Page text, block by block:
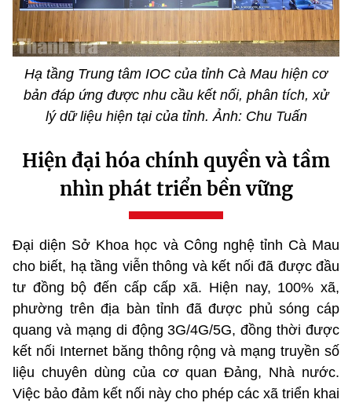
Hạ tầng Trung tâm IOC của tỉnh Cà Mau hiện cơ
bản đáp ứng được nhu cầu kết nối, phân tích, xử
lý dữ liệu hiện tại của tỉnh. Ảnh: Chu Tuấn
Hiện đại hóa chính quyền và tầm
nhìn phát triển bền vững
Đại diện Sở Khoa học và Công nghệ tỉnh Cà Mau
cho biết, hạ tầng viễn thông và kết nối đã được đầu
tư đồng bộ đến cấp cấp xã. Hiện nay, 100% xã,
phường trên địa bàn tỉnh đã được phủ sóng cáp
quang và mạng di động 3G/4G/5G, đồng thời được
kết nối Internet băng thông rộng và mạng truyền số
liệu chuyên dùng của cơ quan Đảng, Nhà nước.
Việc bảo đảm kết nối này cho phép các xã triển khai